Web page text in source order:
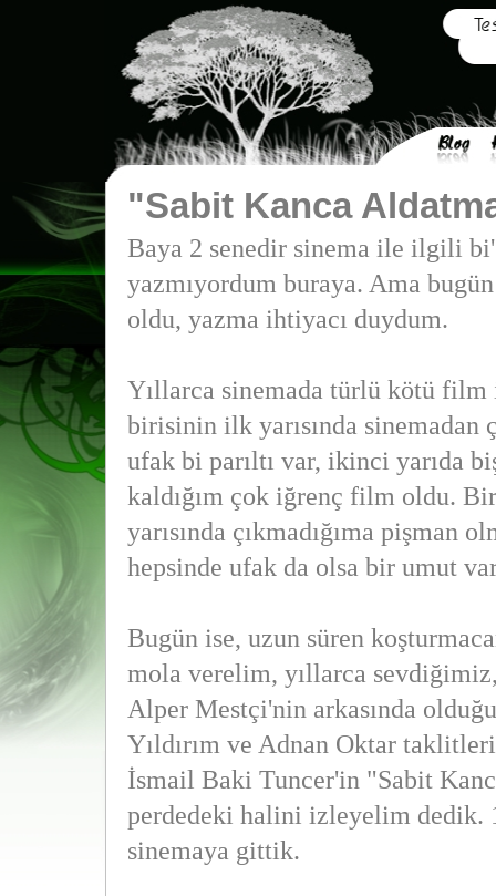
"Sabit Kanca
Baya 2 senedir sinema ile ilgili
yazmıyordum buraya. Ama
oldu, yazma ihtiyacı duydum.
Yıllarca sinemada türlü kötü
birisinin ilk yarısında sinemadan
ufak bi parıltı var, ikinci yarıda
kaldığım çok iğrenç film oldu.
yarısında çıkmadığıma pişman
hepsinde ufak da olsa bir umut
Bugün ise, uzun süren
mola verelim, yıllarca
Alper Mestçi'nin arkasında
Yıldırım ve Adnan Oktar
İsmail Baki Tuncer'in "Sabit
perdedeki halini izleyelim dedik.
sinemaya gittik.